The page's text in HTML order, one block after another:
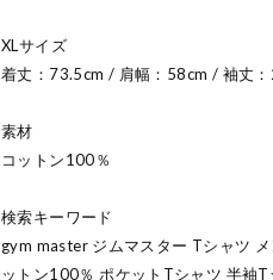
XLサイズ
着丈：73.5cm / 肩幅：58cm / 袖丈
素材
コットン100％
検索キーワード
gym master ジムマスター Tシャツ
ットン100％ ポケットTシャツ 半袖